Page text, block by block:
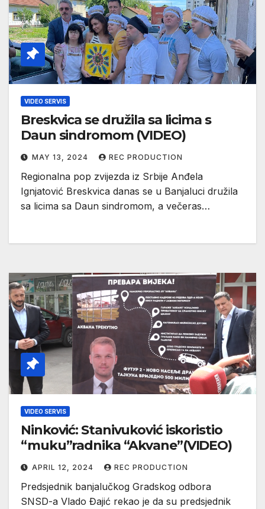
VIDEO SERVIS
Breskvica se družila sa licima s
Daun sindromom (VIDEO)
MAY 13, 2024 REC PRODUCTION
Regionalna pop zvijezda iz Srbije Anđela
Ignjatović Breskvica danas se u Banjaluci družila
sa licima sa Daun sindromom, a večeras…
VIDEO SERVIS
Ninković: Stanivuković iskoristio
“muku”radnika “Akvane”(VIDEO)
APRIL 12, 2024 REC PRODUCTION
Predsjednik banjalučkog Gradskog odbora
SNSD-a Vlado Đajić rekao je da su predsjednik